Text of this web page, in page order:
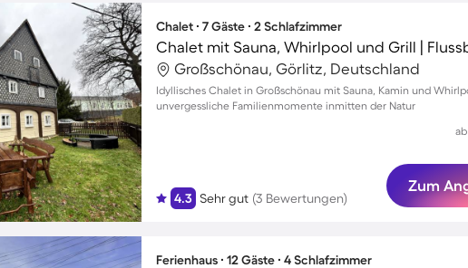
Chalet ∙ 7 Gäste ∙ 2 Schlafzimmer
Chalet mit Sauna, Whirlpool und Grill |
Großschönau, Görlitz, Deutschland
Idyllisches Chalet in Großschönau mit Sauna, Kamin und
unvergessliche Familienmomente inmitten der Natur
4.3 Sehr gut (3 Bewertungen)
ab
Zum
Ferienhaus ∙ 12 Gäste ∙ 4 Schlafzimmer